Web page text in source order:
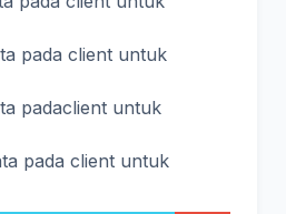
pada client untuk
padaclient untuk
pada client untuk